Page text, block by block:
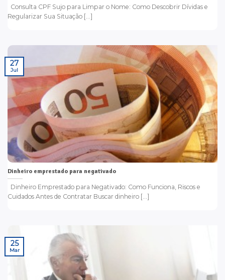
Consulta CPF Sujo para Limpar o Nome: Como Descobrir Dívidas e
Regularizar Sua Situação [...]
Dinheiro emprestado para negativado
Dinheiro Emprestado para Negativado: Como Funciona, Riscos e
Cuidados Antes de Contratar Buscar dinheiro [...]
27
Jul
25
Mar